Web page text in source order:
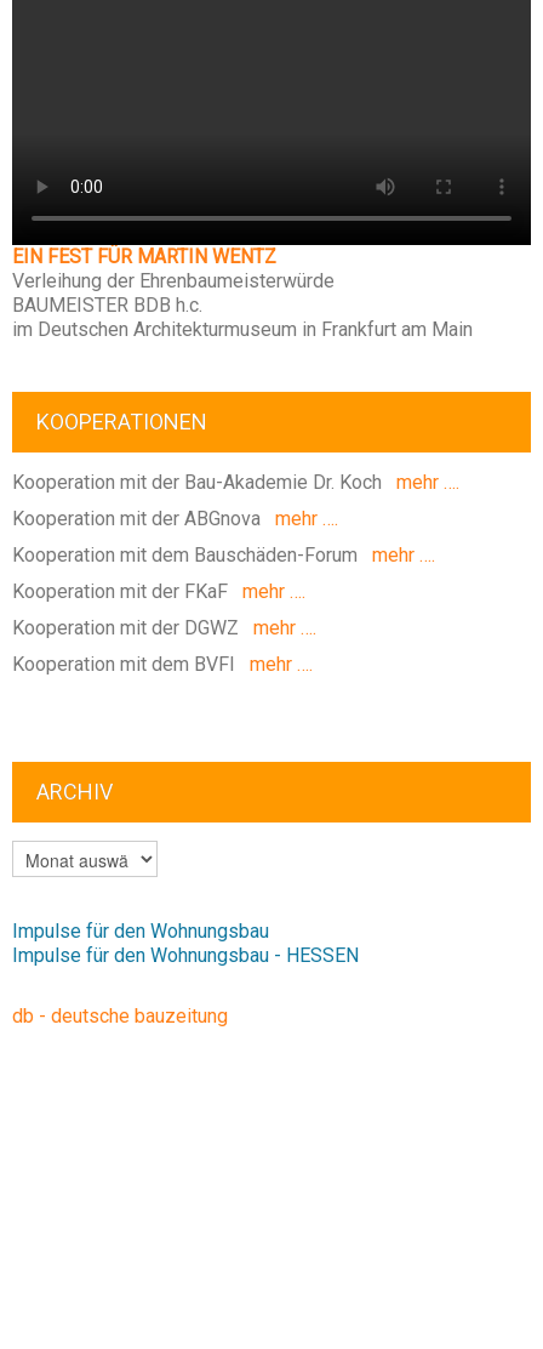
EIN FEST FÜR MARTIN WENTZ
Verleihung der Ehrenbaumeisterwürde
BAUMEISTER BDB h.c.
im Deutschen Architekturmuseum in Frankfurt am Main
KOOPERATIONEN
Kooperation mit der Bau-Akademie Dr. Koch mehr ….
Kooperation mit der ABGnova mehr ….
Kooperation mit dem Bauschäden-Forum mehr ….
Kooperation mit der FKaF mehr ….
Kooperation mit der DGWZ mehr ….
Kooperation mit dem BVFI
mehr ….
ARCHIV
ARCHIV
Impulse für den Wohnungsbau
Impulse für den Wohnungsbau - HESSEN
db - deutsche bauzeitung